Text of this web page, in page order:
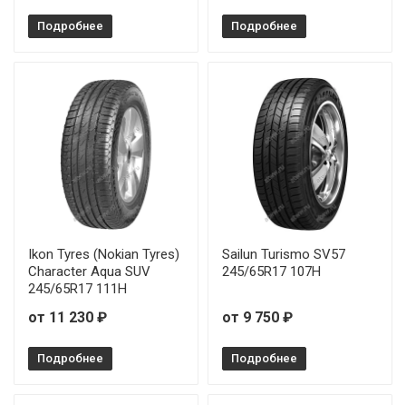
Michelin Primacy SUV+ 275/60R20 115H
Michelin Primacy SUV+ 235/65R18 106H
Подробнее Подробнее
Ikon Tyres (Nokian Tyres)
Character Aqua SUV
245/65R17 111H
от 11 230 ₽
Подробнее
Sailun Turismo SV57
245/65R17 107H
от 9 750 ₽
Подробнее